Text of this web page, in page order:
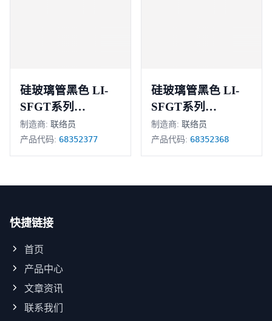
硅玻璃管黑色 LI-
SFGT系列
68352377
制造商: 联络员
产品代码: 68352377
硅玻璃管黑色 LI-
SFGT系列
68352368
制造商: 联络员
产品代码: 68352368
快捷链接
首页
产品中心
文章资讯
联系我们